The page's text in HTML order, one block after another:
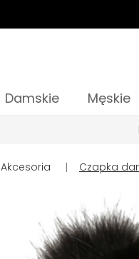
Damskie Męskie
Akcesoria | Czapka